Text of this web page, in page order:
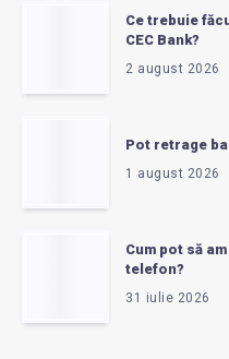
Ce trebuie
CEC Bank?
2 august 2026
Pot retrage
1 august 2026
Cum pot să
telefon?
31 iulie 2026